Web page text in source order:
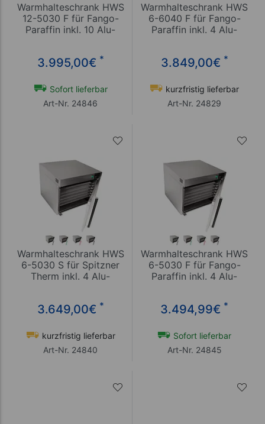
Warmhalteschrank HWS
12-5030 F für Fango-
Paraffin inkl. 10 Alu-
3.995,00€ *
Sofort lieferbar
Art-Nr. 24846
Warmhalteschrank HWS
6-6040 F für Fango-
Paraffin inkl. 4 Alu-
3.849,00€ *
kurzfristig lieferbar
Art-Nr. 24829
Warmhalteschrank HWS
6-5030 S für Spitzner
Therm inkl. 4 Alu-
3.649,00€ *
kurzfristig lieferbar
Art-Nr. 24840
Warmhalteschrank HWS
6-5030 F für Fango-
Paraffin inkl. 4 Alu-
3.494,99€ *
Sofort lieferbar
Art-Nr. 24845